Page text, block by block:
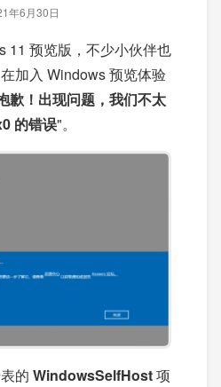
年6月30日
11 预览版，不少小伙伴也
加入 Windows 预览体验
歉！出现问题，我们不太
的错误"。
的 WindowsSelfHost项